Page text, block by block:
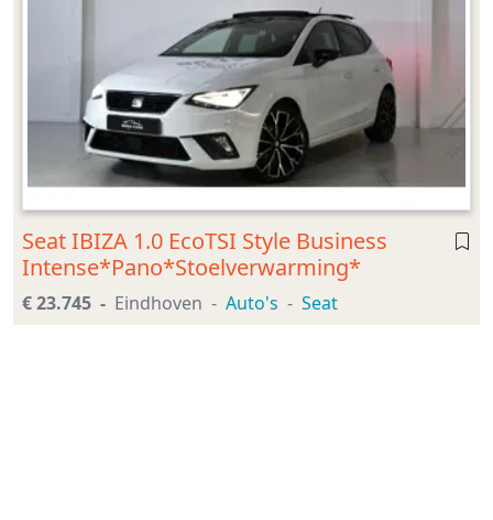
Seat IBIZA 1.0 EcoTSI Style Business
Intense*Pano*Stoelverwarming*
€ 23.745 Eindhoven Auto's Seat